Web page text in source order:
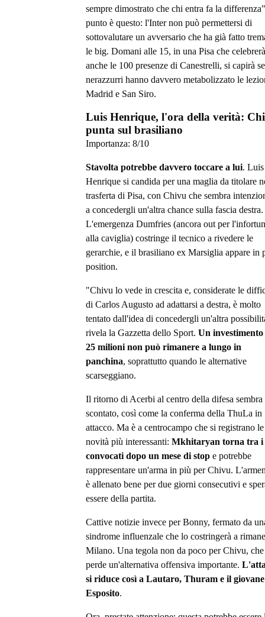
sempre dimostrato che chi entra fa la
punto è questo: l'Inter non può permettersi di
sottovalutare un avversario che ha già fatto
le big. Domani alle 15, in una Pisa che celebrerà
anche le 100 presenze di Canestrelli, si capirà
nerazzurri hanno davvero metabolizzato le
Madrid e San Siro.
Luis Henrique, l'ora della verità:
punta sul brasiliano
Importanza: 8/10
Stavolta potrebbe davvero toccare a lui. Luis
Henrique si candida per una maglia da titolare
trasferta di Pisa, con Chivu che sembra
a concedergli un'altra chance sulla fascia destra.
L'emergenza Dumfries (ancora out per
alla caviglia) costringe il tecnico a rivedere le
gerarchie, e il brasiliano ex Marsiglia appare in
position.
"Chivu lo vede in crescita e, considerate le
di Carlos Augusto ad adattarsi a destra, è molto
tentato dall'idea di concedergli un'altra
rivela la Gazzetta dello Sport. Un investimento
25 milioni non può rimanere a lungo in
panchina, soprattutto quando le alternative
scarseggiano.
Il ritorno di Acerbi al centro della difesa sembra
scontato, così come la conferma della ThuLa in
attacco. Ma è a centrocampo che si registrano le
novità più interessanti: Mkhitaryan torna tra i
convocati dopo un mese di stop e potrebbe
rappresentare un'arma in più per Chivu.
è allenato bene per due giorni consecutivi e
essere della partita.
Cattive notizie invece per Bonny, fermato da
sindrome influenzale che lo costringerà a
Milano. Una tegola non da poco per Chivu, che
perde un'alternativa offensiva importante.
si riduce così a Lautaro, Thuram e il
Esposito.